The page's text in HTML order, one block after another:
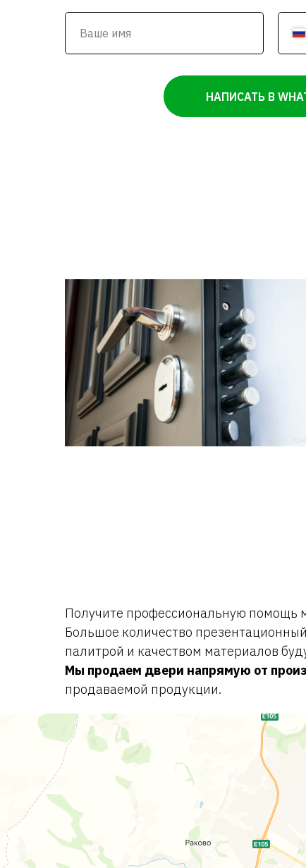
НАПИСАТЬ В
Получите профессиональную помощь
Большое количество
палитрой и качеством материалов
Мы продаем двери напрямую от
продаваемой продукции.